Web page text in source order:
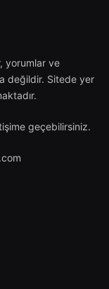
yorumlar ve
değildir. Sitede yer
geçebilirsiniz.